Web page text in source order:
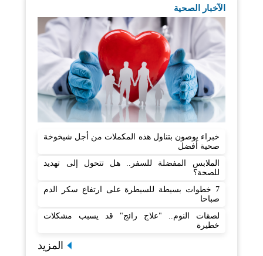
الآخبار الصحية
خبراء يوصون بتناول هذه المكملات من أجل شيخوخة
صحية أفضل
الملابس المفضلة للسفر.. هل تتحول إلى تهديد
للصحة؟
7 خطوات بسيطة للسيطرة على ارتفاع سكر الدم
صباحا
لصقات النوم.. "علاج رائج" قد يسبب مشكلات
خطيرة
المزيد